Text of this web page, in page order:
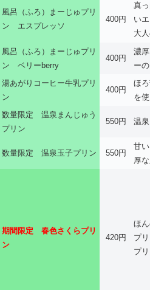
風呂（ふろ）まーじゅプリ
ン エスプレッソ
400円
真
い
大
風呂（ふろ）まーじゅプリ
ン ベリーberry
400円
濃
ー
湯あがりコーヒー牛乳プリ
ン
400円
ほ
を
数量限定 温泉まんじゅう
プリン
550円 温
数量限定 温泉玉子プリン 550円
甘
厚
期間限定 春色さくらプリ
ン
420円
ほ
プ
プ